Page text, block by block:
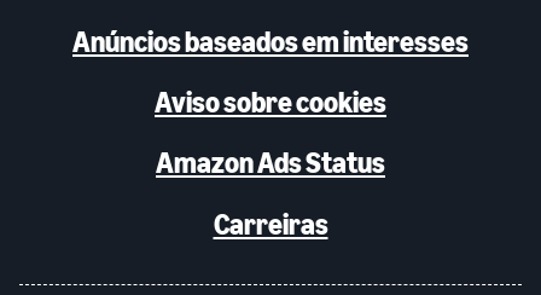
Anúncios baseados em interesses
Aviso sobre cookies
Amazon Ads Status
Carreiras